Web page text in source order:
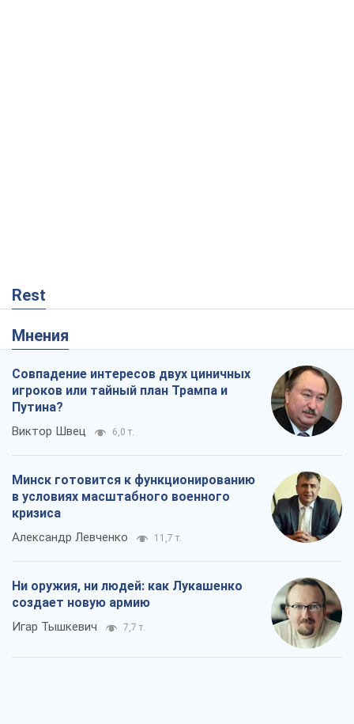
Rest
Мнения
Совпадение интересов двух циничных
игроков или тайный план Трампа и
Путина?
Виктор Швец 6,0 т.
Минск готовится к функционированию
в условиях масштабного военного
кризиса
Александр Левченко 11,7 т.
Ни оружия, ни людей: как Лукашенко
создает новую армию
Игар Тышкевич 7,7 т.